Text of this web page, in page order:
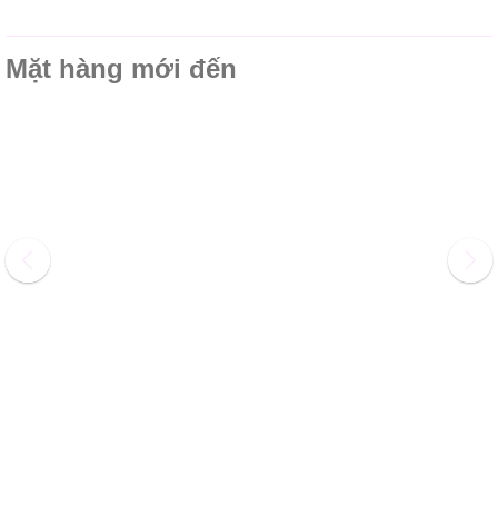
Mặt hàng mới đến